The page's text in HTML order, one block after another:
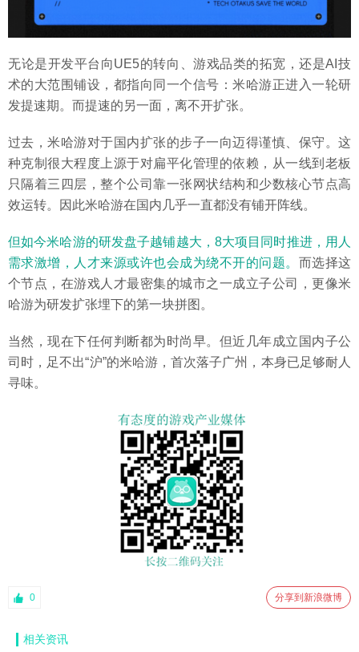
无论是开发平台向UE5的转向、游戏品类的拓宽，还是AI技
术的大范围铺设，都指向同一个信号：米哈游正进入一轮研
发提速期。而提速的另一面，离不开扩张。
过去，米哈游对于国内扩张的步子一向迈得谨慎、保守。这
种克制很大程度上源于对扁平化管理的依赖，从一线到老板
只隔着三四层，整个公司靠一张网状结构和少数核心节点高
效运转。因此米哈游在国内几乎一直都没有铺开阵线。
但如今米哈游的研发盘子越铺越大，8大项目同时推进，用人
需求激增，人才来源或许也会成为绕不开的问题。 而选择这
个节点，在游戏人才最密集的城市之一成立子公司，更像米
哈游为研发扩张埋下的第一块拼图。
当然，现在下任何判断都为时尚早。但近几年成立国内子公
司时，足不出“沪”的米哈游，首次落子广州，本身已足够耐人
寻味。
0 分享到新浪微博
相关资讯